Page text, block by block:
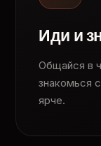
Иди и
Общайся в
знакомься
ярче.